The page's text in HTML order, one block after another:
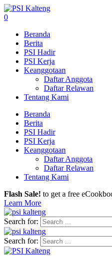
0
Beranda
Berita
PSI Hadir
PSI Kerja
Keanggotaan
Daftar Anggota
Daftar Relawan
Tentang Kami
Beranda
Berita
PSI Hadir
PSI Kerja
Keanggotaan
Daftar Anggota
Daftar Relawan
Tentang Kami
Flash Sale! to get a free
Learn More
Search for:
Search for: